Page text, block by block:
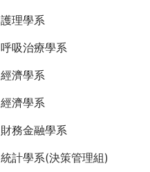
護理學系
呼吸治療學系
經濟學系
經濟學系
財務金融學系
統計學系(決策管理組)